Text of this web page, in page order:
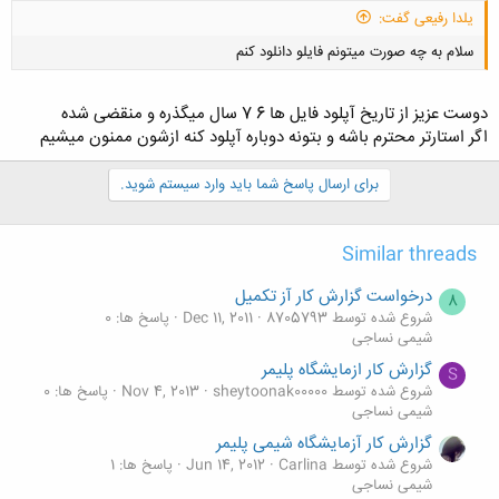
یلدا رفیعی گفت:
سلام به چه صورت میتونم فایلو دانلود کنم
کلیک کنید تا باز شود...
دوست عزیز از تاریخ آپلود فایل ها 6 7 سال میگذره و منقضی شده
اگر استارتر محترم باشه و بتونه دوباره آپلود کنه ازشون ممنون میشیم
برای ارسال پاسخ شما باید وارد سیستم شوید.
Similar threads
8 درخواست گزارش کار آز تکمیل
شروع شده توسط 8705793 Dec 11, 2011
پاسخ ها: 0
شیمی نساجی
S گزارش کار ازمایشگاه پلیمر
شروع شده توسط sheytoonak00000 Nov 4, 2013
پاسخ ها: 0
شیمی نساجی
گزارش کار آزمایشگاه شیمی پلیمر
شروع شده توسط Carlina Jun 14, 2012 پاسخ ها: 1
شیمی نساجی